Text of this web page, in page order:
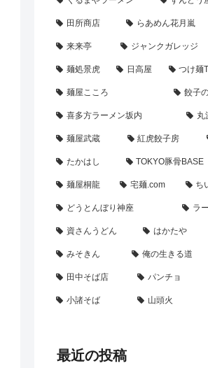
田所商店 らあめん花月嵐
来来亭 ジャンクガレッジ
麺処景虎 日高屋 つけ麺
麺屋こころ 餃子
喜多方ラーメン坂内 丸
麺屋武蔵 紅虎餃子房
たかはし TOKYO豚骨BASE
麺屋桐龍 宅麺.com ち
どうとんぼり神座 ラ
資さんうどん はかたや
みそきん 俺の生きる道
田中そば店 パンチョ
小諸そば 山頭火
最近の投稿